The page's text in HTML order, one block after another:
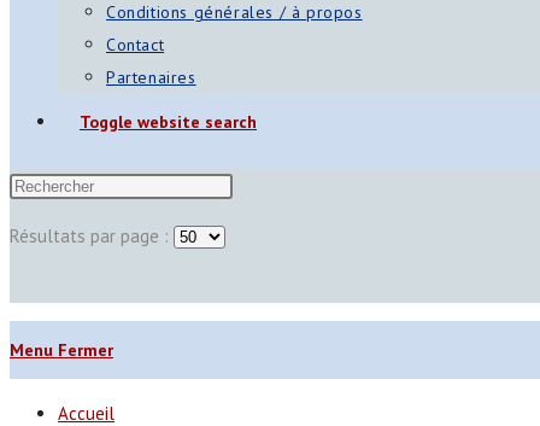
Conditions générales / à propos
Contact
Partenaires
Toggle website search
Résultats par page :
Menu Fermer
Accueil